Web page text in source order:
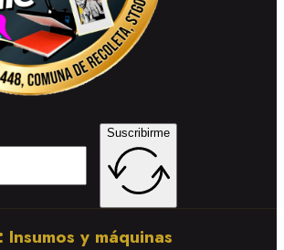
Suscribirme
Insumos y máquinas